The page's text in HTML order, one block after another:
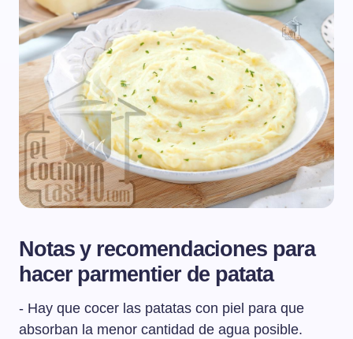
Notas y recomendaciones para
hacer parmentier de patata
- Hay que cocer las patatas con piel para que
absorban la menor cantidad de agua posible.